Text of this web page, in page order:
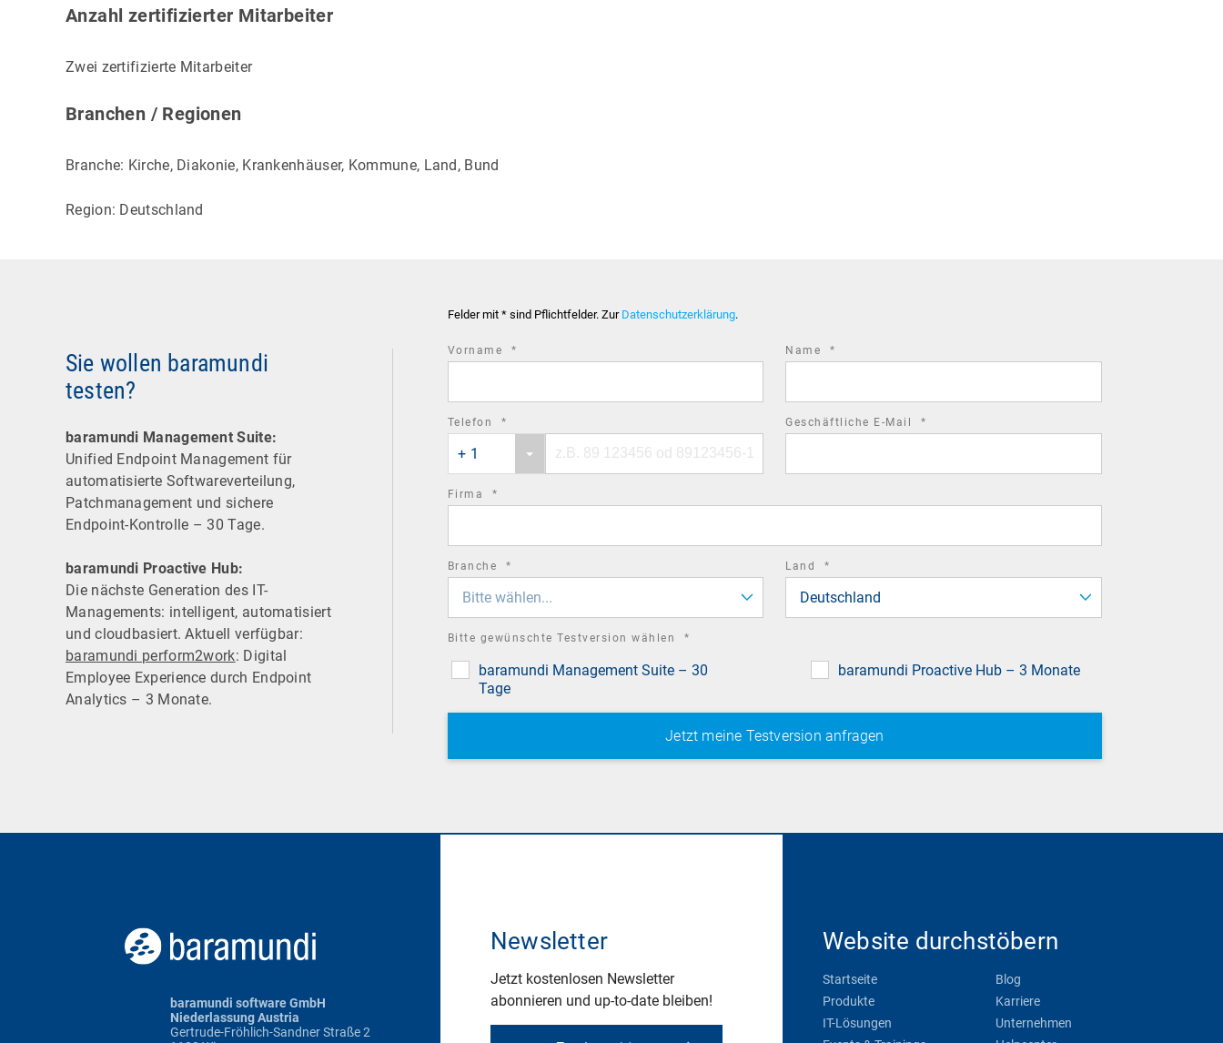
Anzahl zertifizierter Mitarbeiter
Zwei zertifizierte Mitarbeiter
Branchen / Regionen
Branche: Kirche, Diakonie, Krankenhäuser, Kommune, Land, Bund
Region: Deutschland
Sie wollen baramundi
testen?
baramundi Management Suite:
Unified Endpoint Management für
automatisierte Software­verteilung,
Patchmanagement und sichere
Endpoint-Kontrolle – 30 Tage.
baramundi Proactive Hub:
Die nächste Generation des IT-
Managements: intelligent, automatisiert
und cloudbasiert. Aktuell verfügbar:
baramundi perform2work: Digital
Employee Experience durch Endpoint
Analytics – 3 Monate.
Felder mit * sind Pflichtfelder. Zur Datenschutzerklärung.
Vorname * Name *
Telefon *
country
code
+ 1
number
Geschäftliche E-Mail *
Firma *
Branche *
Bitte wählen...
Land *
Deutschland
Bitte gewünschte Testversion wählen *
baramundi Management Suite – 30
Tage
baramundi Proactive Hub – 3 Monate
baramundi software GmbH
Niederlassung Austria
Gertrude-Fröhlich-Sandner Straße 2
Newsletter
Jetzt kostenlosen Newsletter
abonnieren und up-to-date bleiben!
Website durchstöbern
Startseite
Produkte
IT-Lösungen
Blog
Karriere
Unternehmen